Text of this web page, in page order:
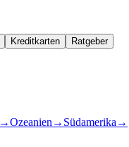
Kreditkarten Ratgeber
→Ozeanien → Südamerika →